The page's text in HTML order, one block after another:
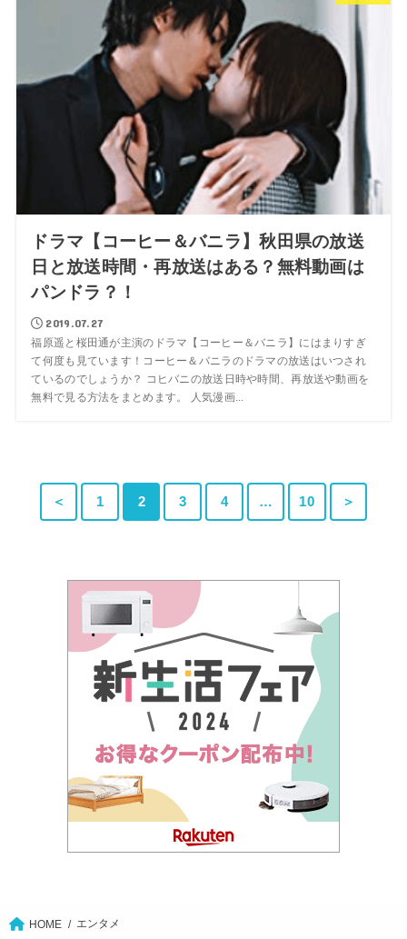
ドラマ【コーヒー＆バニラ】秋田県の放送
日と放送時間・再放送はある？無料動画は
パンドラ？！
2019.07.27
福原遥と桜田通が主演のドラマ【コーヒー＆バニラ】にはまりすぎ
て何度も見ています！コーヒー＆バニラのドラマの放送はいつされ
ているのでしょうか？ コヒバニの放送日時や時間、再放送や動画を
無料で見る方法をまとめます。 人気漫画...
＜ 1 2 3 4 … 10 ＞
HOME エンタメ